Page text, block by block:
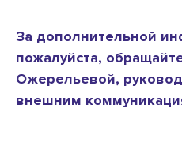
За дополнительной
пожалуйста,
Ожерельевой,
внешним